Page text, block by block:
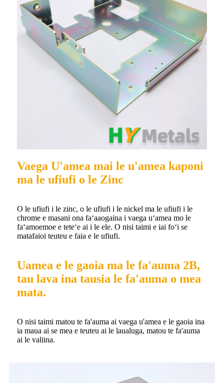
Vaega U'amea mai le u'amea kaponi
ma le ufiufi o le Zinc
O le ufiufi i le zinc, o le ufiufi i le nickel ma le ufiufi i le
chrome e masani ona faʻaaogaina i vaega uʻamea mo le
faʻamoemoe e teteʻe ai i le ele. O nisi taimi e iai foʻi se
matafaioi teuteu e faia e le ufiufi.
Uamea e le gaoia ma le fa'auma 2B,
tau lava ina tausia le fa'auma o mea
mata.
O nisi taimi matou te fa'auma ai vaega u'amea e le gaoia ina
ia maua ai se mea e teuteu ai le laualuga, matou te fa'auma
ai le valiina.